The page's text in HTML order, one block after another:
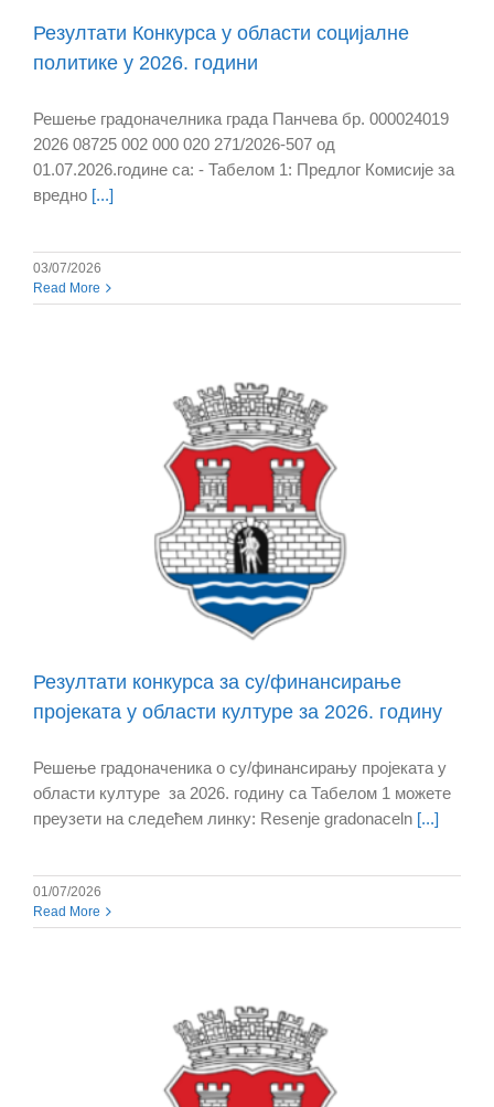
Резултати Конкурса у области социјалне
политике у 2026. години
Решење градоначелника града Панчева бр. 000024019
2026 08725 002 000 020 271/2026-507 од
01.07.2026.године са: - Табелом 1: Предлог Комисије за
вредно [...]
03/07/2026
Read More
Резултати конкурса за су/финансирање
пројеката у области културе за 2026. годину
Решење градоначеника о су/финансирању пројеката у
области културе за 2026. годину са Табелом 1 можете
преузети на следећем линку: Resenje gradonaceln [...]
01/07/2026
Read More